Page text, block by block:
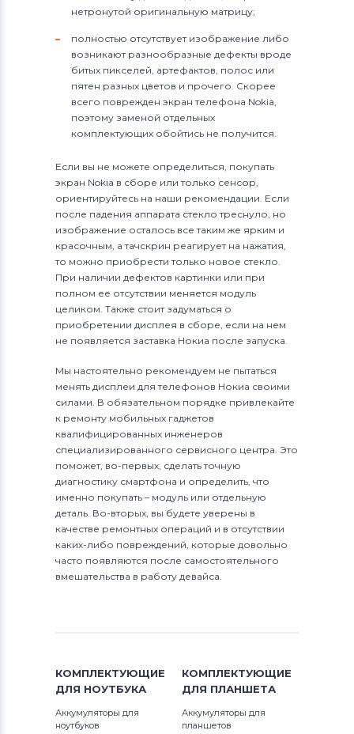
нетронутой оригинальную матрицу;
полностью отсутствует изображение либо
возникают разнообразные дефекты вроде
битых пикселей, артефактов, полос или
пятен разных цветов и прочего. Скорее
всего поврежден экран телефона Nokia,
поэтому заменой отдельных
комплектующих обойтись не получится.
Если вы не можете определиться, покупать
экран Nokia в сборе или только сенсор,
ориентируйтесь на наши рекомендации. Если
после падения аппарата стекло треснуло, но
изображение осталось все таким же ярким и
красочным, а тачскрин реагирует на нажатия,
то можно приобрести только новое стекло.
При наличии дефектов картинки или при
полном ее отсутствии меняется модуль
целиком. Также стоит задуматься о
приобретении дисплея в сборе, если на нем
не появляется заставка Нокиа после запуска.
Мы настоятельно рекомендуем не пытаться
менять дисплеи для телефонов Нокиа своими
силами. В обязательном порядке привлекайте
к ремонту мобильных гаджетов
квалифицированных инженеров
специализированного сервисного центра. Это
поможет, во-первых, сделать точную
диагностику смартфона и определить, что
именно покупать – модуль или отдельную
деталь. Во-вторых, вы будете уверены в
качестве ремонтных операций и в отсутствии
каких-либо повреждений, которые довольно
часто появляются после самостоятельного
вмешательства в работу девайса.
КОМПЛЕКТУЮЩИЕ
ДЛЯ НОУТБУКА
Аккумуляторы для
ноутбуков
КОМПЛЕКТУЮЩИЕ
ДЛЯ ПЛАНШЕТА
Аккумуляторы для
планшетов